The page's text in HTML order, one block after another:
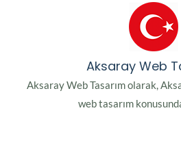
Aksaray Web
Aksaray Web Tasarım olarak,
web tasarım